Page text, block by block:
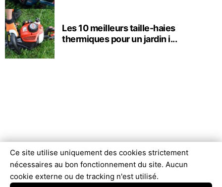
Les 10 meilleurs taille-haies
thermiques pour un jardin i...
Ce site utilise uniquement des cookies strictement
nécessaires au bon fonctionnement du site. Aucun
cookie externe ou de tracking n'est utilisé.